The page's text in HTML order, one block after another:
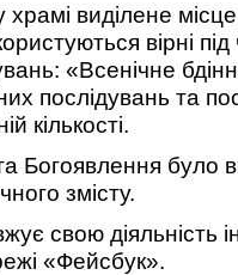
храмі виділене
вірні
«Всенічне
послідувань та
кількості.
Богоявлення було
змісту.
свою діяльність
«Фейсбук».